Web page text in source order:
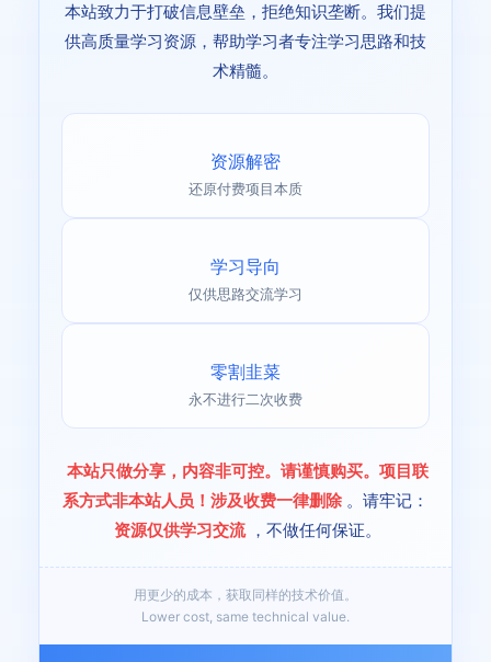
本站致力于打破信息壁垒，拒绝知识垄断。我们提
供高质量学习资源，帮助学习者专注学习思路和技
术精髓。
资源解密
还原付费项目本质
学习导向
仅供思路交流学习
零割韭菜
永不进行二次收费
本站只做分享，内容非可控。请谨慎购买。项目联
系方式非本站人员！涉及收费一律删除 。请牢记：
资源仅供学习交流 ，不做任何保证。
用更少的成本，获取同样的技术价值。
Lower cost, same technical value.